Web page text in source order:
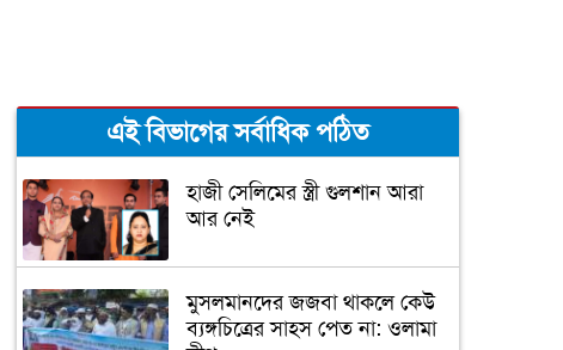
এই বিভাগের সর্বাধিক পঠিত
হাজী সেলিমের স্ত্রী গুলশান আরা
আর নেই
মুসলমানদের জজবা থাকলে কেউ
ব্যঙ্গচিত্রের সাহস পেত না: ওলামা